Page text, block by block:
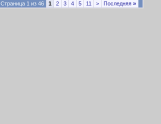
Страница 1 из 46 1 2 3 4 5 11 > Последняя »